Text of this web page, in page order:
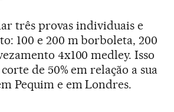
três provas individuais e
100 e 200 m borboleta, 200
4x100 medley. Isso
de 50% em relação a sua
Pequim e em Londres.